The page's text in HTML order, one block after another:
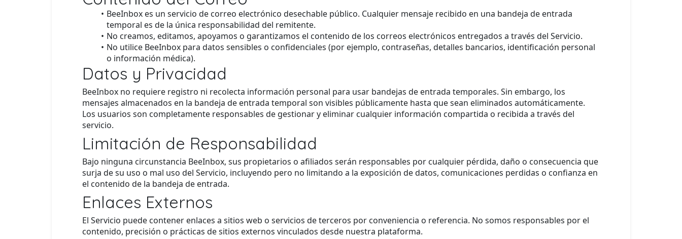
BeeInbox es un servicio de correo electrónico desechable público. Cualquier mensaje recibido en una bandeja de entrada
temporal es de la única responsabilidad del remitente.
No creamos, editamos, apoyamos o garantizamos el contenido de los correos electrónicos entregados a través del Servicio.
No utilice BeeInbox para datos sensibles o confidenciales (por ejemplo, contraseñas, detalles bancarios, identificación personal
o información médica).
Datos y Privacidad
BeeInbox no requiere registro ni recolecta información personal para usar bandejas de entrada temporales. Sin embargo, los
mensajes almacenados en la bandeja de entrada temporal son visibles públicamente hasta que sean eliminados automáticamente.
Los usuarios son completamente responsables de gestionar y eliminar cualquier información compartida o recibida a través del
servicio.
Limitación de Responsabilidad
Bajo ninguna circunstancia BeeInbox, sus propietarios o afiliados serán responsables por cualquier pérdida, daño o consecuencia que
surja de su uso o mal uso del Servicio, incluyendo pero no limitando a la exposición de datos, comunicaciones perdidas o confianza en
el contenido de la bandeja de entrada.
Enlaces Externos
El Servicio puede contener enlaces a sitios web o servicios de terceros por conveniencia o referencia. No somos responsables por el
contenido, precisión o prácticas de sitios externos vinculados desde nuestra plataforma.